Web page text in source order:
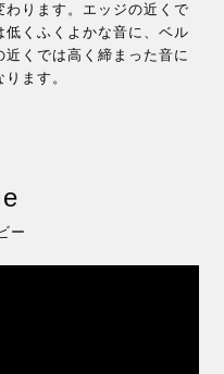
わります。エッジの近くで
低くふくよかな音に、ベル
近くでは高く締まった音に
ります。
ー